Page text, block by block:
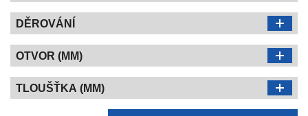
DĚROVÁNÍ
OTVOR (MM)
TLOUŠŤKA (MM)